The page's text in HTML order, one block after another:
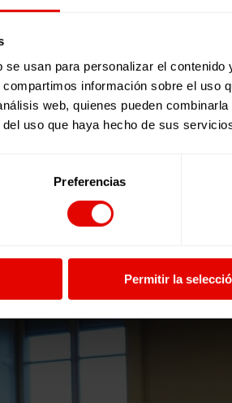
usan para personalizar el
información sobre el uso
web, quienes pueden
uso que haya hecho de sus
Preferencias
Permitir la
para las personas jóvenes
la importancia de garantizar